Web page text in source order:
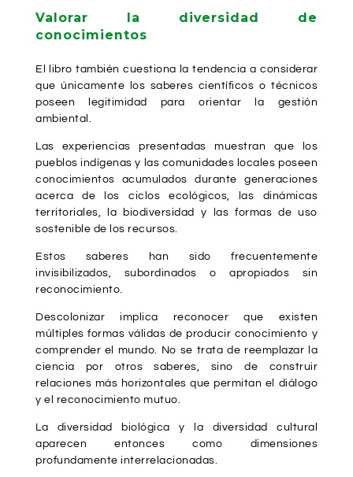
Valorar la diversidad de
conocimientos
El libro también cuestiona la tendencia a considerar
que únicamente los saberes científicos o técnicos
poseen legitimidad para orientar la gestión
ambiental.
Las experiencias presentadas muestran que los
pueblos indígenas y las comunidades locales poseen
conocimientos acumulados durante generaciones
acerca de los ciclos ecológicos, las dinámicas
territoriales, la biodiversidad y las formas de uso
sostenible de los recursos.
Estos saberes han sido frecuentemente
invisibilizados, subordinados o apropiados sin
reconocimiento.
Descolonizar implica reconocer que existen
múltiples formas válidas de producir conocimiento y
comprender el mundo. No se trata de reemplazar la
ciencia por otros saberes, sino de construir
relaciones más horizontales que permitan el diálogo
y el reconocimiento mutuo.
La diversidad biológica y la diversidad cultural
aparecen entonces como dimensiones
profundamente interrelacionadas.